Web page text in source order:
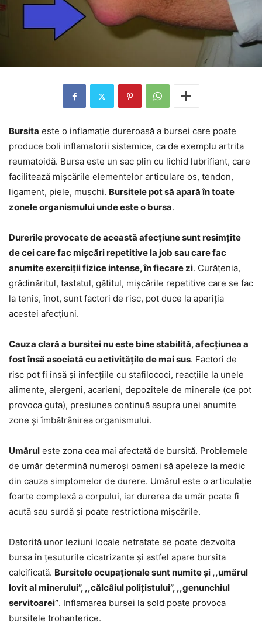
Bursita este o inflamație dureroasă a bursei care poate
produce boli inflamatorii sistemice, ca de exemplu artrita
reumatoidă. Bursa este un sac plin cu lichid lubrifiant, care
facilitează mișcările elementelor articulare os, tendon,
ligament, piele, mușchi. Bursitele pot să apară în toate
zonele organismului unde este o bursa.
Durerile provocate de această afecțiune sunt resimțite
de cei care fac mișcări repetitive la job sau care fac
anumite exerciții fizice intense, în fiecare zi. Curățenia,
grădinăritul, tastatul, gătitul, mișcările repetitive care se fac
la tenis, înot, sunt factori de risc, pot duce la apariția
acestei afecțiuni.
Cauza clară a bursitei nu este bine stabilită, afecțiunea a
fost însă asociată cu activitățile de mai sus. Factori de
risc pot fi însă și infecțiile cu stafilococi, reacțiile la unele
alimente, alergeni, acarieni, depozitele de minerale (ce pot
provoca guta), presiunea continuă asupra unei anumite
zone și îmbătrânirea organismului.
Umărul este zona cea mai afectată de bursită. Problemele
de umăr determină numeroși oameni să apeleze la medic
din cauza simptomelor de durere. Umărul este o articulație
foarte complexă a corpului, iar durerea de umăr poate fi
acută sau surdă și poate restrictiona mișcările.
Datorită unor leziuni locale netratate se poate dezvolta
bursa în țesuturile cicatrizante și astfel apare bursita
calcificată. Bursitele ocupaționale sunt numite și ,,umărul
lovit al minerului”, ,,călcâiul polițistului”, ,,genunchiul
servitoarei”. Inflamarea bursei la șold poate provoca
bursitele trohanterice.